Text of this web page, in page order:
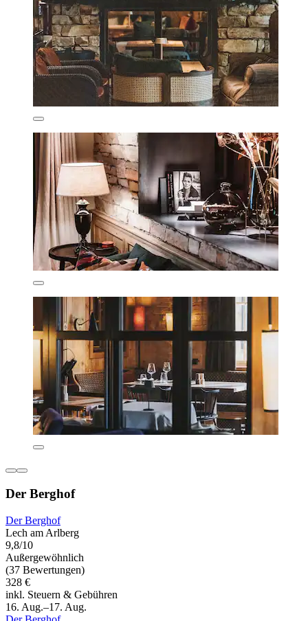
Der Berghof
Der Berghof
Lech am Arlberg
9,8/10
Außergewöhnlich
(37 Bewertungen)
328 €
inkl. Steuern & Gebühren
16. Aug.–17. Aug.